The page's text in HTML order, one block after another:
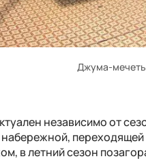
Джума-мечеть
независимо от
переходящей
в летний сезон